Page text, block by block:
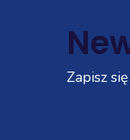
Zapisz